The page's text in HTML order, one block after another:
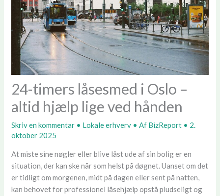
24-timers låsesmed i Oslo –
altid hjælp lige ved hånden
Skriv en kommentar • Lokale erhverv • Af BizReport • 2.
oktober 2025
At miste sine nøgler eller blive låst ude af sin bolig er en
situation, der kan ske når som helst på døgnet. Uanset om det
er tidligt om morgenen, midt på dagen eller sent på natten,
kan behovet for professionel låsehjælp opstå pludseligt og